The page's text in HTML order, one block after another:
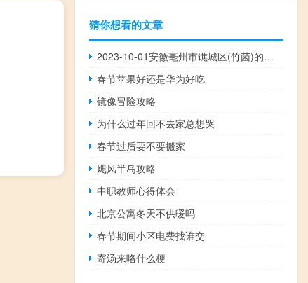
猜你想看的文章
2023-10-01安徽亳州市谯城区(竹菌)的报价是多少
春节苹果好还是华为好吃
镜像冒险攻略
为什么过年回不去家总想哭
春节过后要不要搬家
飓风半岛攻略
中职教师心得体会
北京公寓冬天不供暖吗
春节期间小区电费找谁交
寄汤来咯什么梗